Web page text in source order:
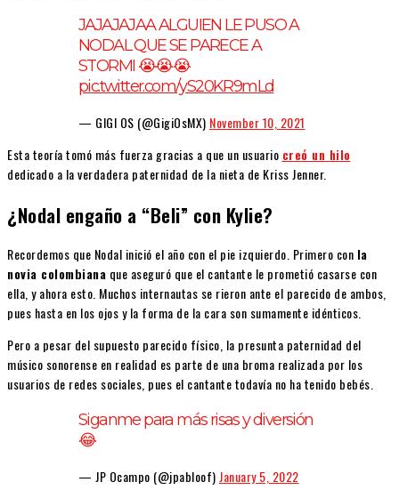
JAJAJAJAA ALGUIEN LE PUSO A
NODAL QUE SE PARECE A
STORMI 😭😭😭
pic.twitter.com/yS20KR9mLd
— GIGI OS (@GigiOsMX) November 10, 2021
Esta teoría tomó más fuerza gracias a que un usuario creó un hilo
dedicado a la verdadera paternidad de la nieta de Kriss Jenner.
¿Nodal engaño a “Beli” con Kylie?
Recordemos que Nodal inició el año con el pie izquierdo. Primero con la
novia colombiana que aseguró que el cantante le prometió casarse con
ella, y ahora esto. Muchos internautas se rieron ante el parecido de ambos,
pues hasta en los ojos y la forma de la cara son sumamente idénticos.
Pero a pesar del supuesto parecido físico, la presunta paternidad del
músico sonorense en realidad es parte de una broma realizada por los
usuarios de redes sociales, pues el cantante todavía no ha tenido bebés.
Siganme para más risas y diversión
😂
— JP Ocampo (@jpabloof)January 5, 2022